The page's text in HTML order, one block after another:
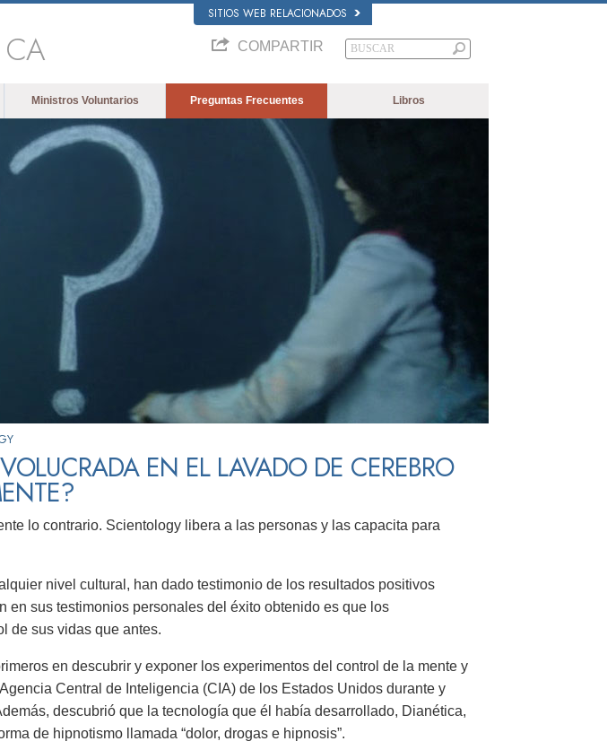
SITIOS WEB RELACIONADOS
COMPARTIR
Ministros Voluntarios Preguntas Frecuentes Libros
EN EL LAVADO DE CEREBRO
lo contrario. Scientology libera a las personas y las capacita para
nivel cultural, han dado testimonio de los resultados positivos
en sus testimonios personales del éxito obtenido es que los
de sus vidas que antes.
en descubrir y exponer los experimentos del control de la mente y
Central de Inteligencia (CIA) de los Estados Unidos durante y
descubrió que la tecnología que él había desarrollado, Dianética,
de hipnotismo llamada “dolor, drogas e hipnosis”.